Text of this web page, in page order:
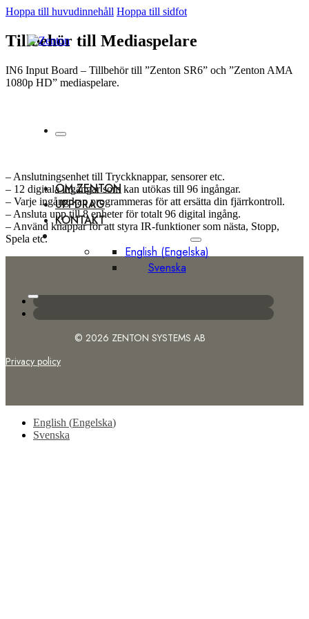
Hoppa till huvudinnehåll Hoppa till sidfot
OM ZENTON
UPPDRAG
KONTAKT
English (Engelska)
Svenska
Tillbehör till Mediaspelare
IN6 Input Board – Tillbehör till ”Zenton SR6” och ”Zenton AMA
1080p HD” mediaspelare.
– Anslutningsenhet till Tryckknappar, sensorer etc.
– 12 digitala ingångar som kan utökas till 96 ingångar.
– Varje ingång kan programmeras för att ersätta din fjärrkontroll.
– Ansluta upp till 8 enheter för totalt 96 digital ingång.
– Använd knappar för att styra IR-funktioner som nästa, Stopp,
Spela etc.
© 2026 ZENTON SYSTEMS AB
Privacy policy
English (Engelska)
Svenska